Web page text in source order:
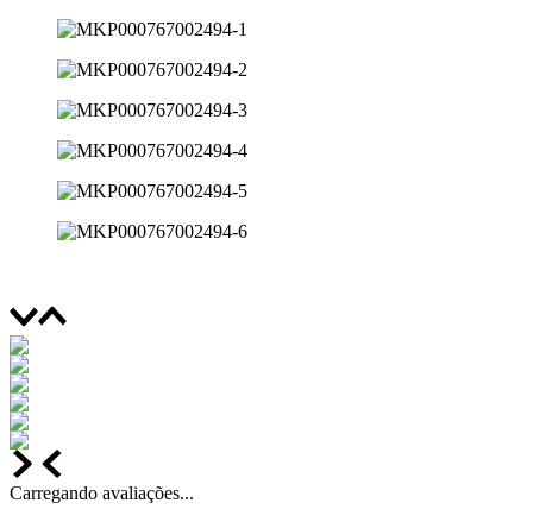
Carregando avaliações...